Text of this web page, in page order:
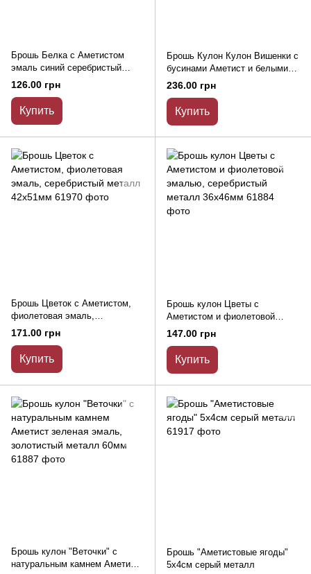
Брошь Белка с Аметистом
эмаль синий серебристый
металл 35х40мм
126.00 грн
Купить
Брошь Кулон Кулон Вишенки с
бусинами Аметист и белыми
стразами, серебристый металл
236.00 грн
Купить
Брошь Цветок с Аметистом,
фиолетовая эмаль,
серебристый металл 42х51мм
171.00 грн
Купить
Брошь кулон Цветы с
Аметистом и фиолетовой
эмалью, серебристый металл
147.00 грн
Купить
Брошь кулон "Веточки" с
натуральным камнем Аметист
Брошь "Аметистовые ягоды"
5х4см серый металл